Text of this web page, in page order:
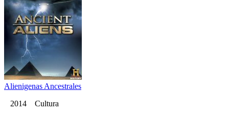
Alienigenas Ancestrales
2014 Cultura